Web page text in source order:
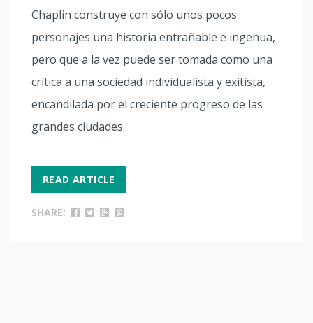
Chaplin construye con sólo unos pocos
personajes una historia entrañable e ingenua,
pero que a la vez puede ser tomada como una
crítica a una sociedad individualista y exitista,
encandilada por el creciente progreso de las
grandes ciudades.
READ ARTICLE
SHARE: